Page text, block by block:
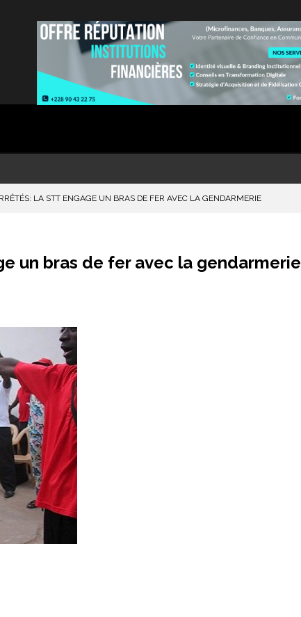
LA STT ENGAGE UN BRAS DE FER AVEC LA GENDARMERIE
un bras de fer avec la gendarmerie